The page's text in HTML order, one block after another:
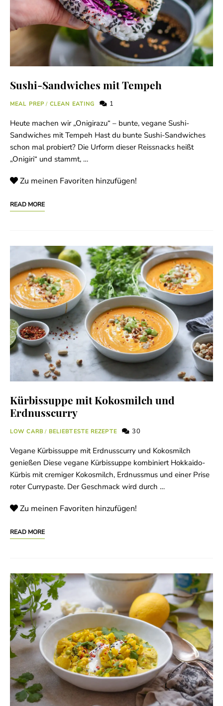
Sushi-Sandwiches mit Tempeh
MEAL PREP / CLEAN EATING 1
Heute machen wir „Onigirazu“ – bunte, vegane Sushi-
Sandwiches mit Tempeh Hast du bunte Sushi-Sandwiches
schon mal probiert? Die Urform dieser Reissnacks heißt
„Onigiri“ und stammt, …
Zu meinen Favoriten hinzufügen!
READ MORE
Kürbissuppe mit Kokosmilch und
Erdnusscurry
LOW CARB/ BELIEBTESTE REZEPTE 30
Vegane Kürbissuppe mit Erdnusscurry und Kokosmilch
genießen Diese vegane Kürbissuppe kombiniert Hokkaido-
Kürbis mit cremiger Kokosmilch, Erdnussmus und einer Prise
roter Currypaste. Der Geschmack wird durch …
Zu meinen Favoriten hinzufügen!
READ MORE